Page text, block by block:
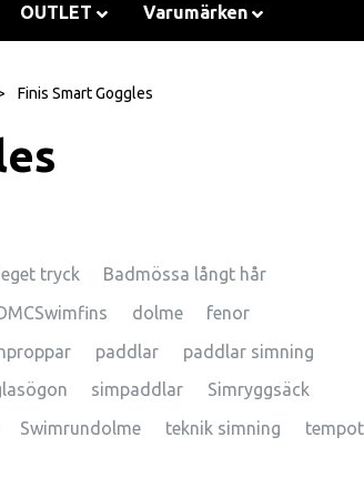
OUTLET Varumärken
Finis Smart Goggles
tryck
Badmössa långt hår
dolme
fenor
paddlar
paddlar simning
simpaddlar
Simryggsäck
Swimrundolme teknik simning